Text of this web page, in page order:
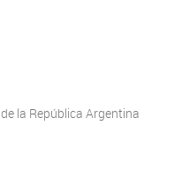
la República Argentina